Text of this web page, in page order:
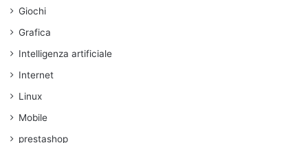
Giochi
Grafica
Intelligenza artificiale
Internet
Linux
Mobile
prestashop